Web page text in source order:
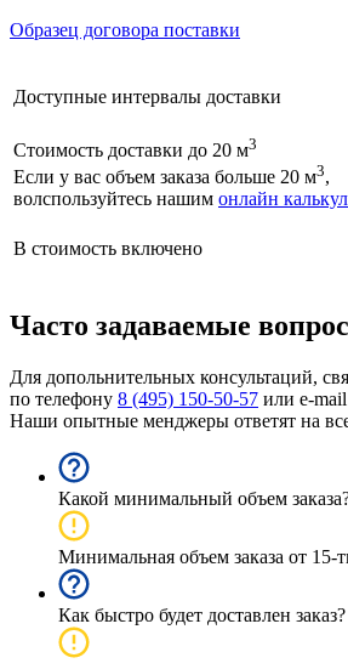
Образец договора поставки
Доступные интервалы доставки
Стоимость доставки до 20 м3
Если у вас объем заказа больше 20 м3,
волспользуйтесь нашим онлайн
В стоимость включено
Часто задаваемые
Для допольнительных консультаций,
по телефону 8 (495) 150-50-57 или e-mail
Наши опытные менджеры ответят на
Какой минимальный объем
Минимальная объем заказа от 15-
Как быстро будет доставлен заказ?